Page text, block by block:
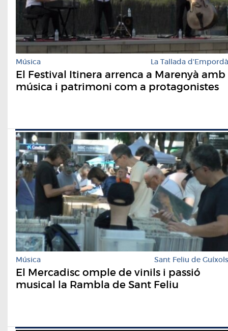
Música La Tallada d'Empordà
El Festival Itinera arrenca a Marenyà amb
música i patrimoni com a protagonistes
Música Sant Feliu de Guíxols
El Mercadisc omple de vinils i passió
musical la Rambla de Sant Feliu